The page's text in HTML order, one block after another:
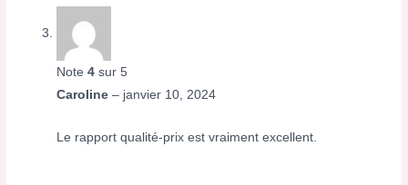
Note4 sur 5
Caroline– janvier 10, 2024
Le rapport qualité-prix est vraiment excellent.